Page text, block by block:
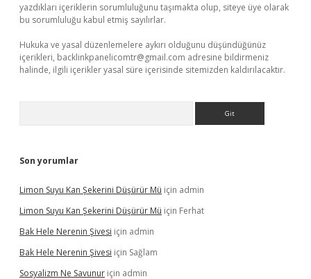
yazdıkları içeriklerin sorumluluğunu taşımakta olup, siteye üye olarak
bu sorumluluğu kabul etmiş sayılırlar.
Hukuka ve yasal düzenlemelere aykırı olduğunu düşündüğünüz
içerikleri, backlinkpanelicomtr@gmail.com adresine bildirmeniz
halinde, ilgili içerikler yasal süre içerisinde sitemizden kaldırılacaktır.
Son yorumlar
Limon Suyu Kan Şekerini Düşürür Mü için admin
Limon Suyu Kan Şekerini Düşürür Mü için Ferhat
Bak Hele Nerenin Şivesi için admin
Bak Hele Nerenin Şivesi için Sağlam
Sosyalizm Ne Savunur için admin